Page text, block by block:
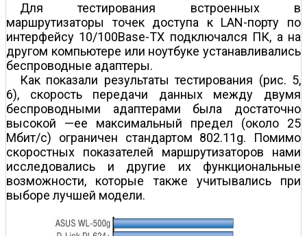
Для тестирования встроенных в
маршрутизаторы точек доступа к LAN-порту по
интерфейсу 10/100Base-TX подключался ПК, а на
другом компьютере или ноутбуке устанавливались
беспроводные адаптеры.
Как показали результаты тестирования (рис. 5,
6), скорость передачи данных между двумя
беспроводными адаптерами была достаточно
высокой —ее максимальный предел (около 25
Мбит/с) ограничен стандартом 802.11g. Помимо
скоростных показателей маршрутизаторов нами
исследовались и другие их функциональные
возможности, которые также учитывались при
выборе лучшей модели.